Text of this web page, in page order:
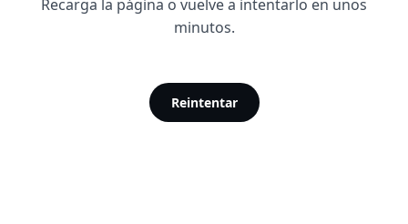
Recarga la página o vuelve a intentarlo en unos
minutos.
Reintentar